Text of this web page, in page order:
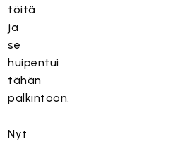
töitä
ja
se
huipentui
tähän
palkintoon.
Nyt